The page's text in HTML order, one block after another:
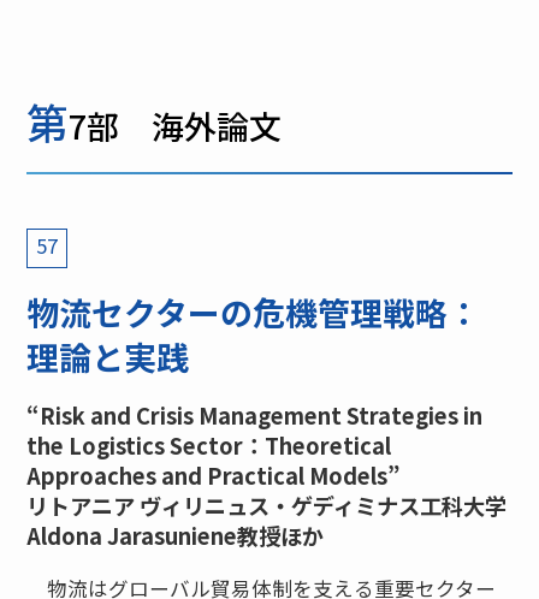
第7部 海外論文
57
物流セクターの危機管理戦略：
理論と実践
“Risk and Crisis Management Strategies in
the Logistics Sector：Theoretical
Approaches and Practical Models”
リトアニア ヴィリニュス・ゲディミナス工科大学
Aldona Jarasuniene教授ほか
物流はグローバル貿易体制を支える重要セクター